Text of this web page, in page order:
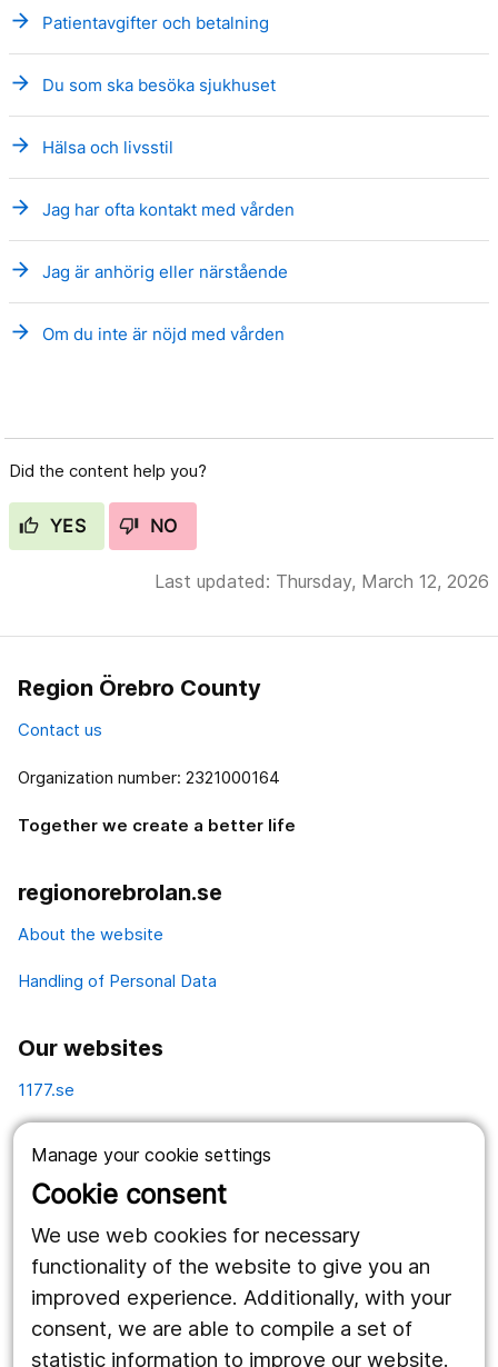
Manage your cookie settings
Cookie consent
We use web cookies for necessary
functionality of the website to give you an
improved experience. Additionally, with your
consent, we are able to compile a set of
statistic information to improve our website.
arrow_forward Patientavgifter och betalning
arrow_forward Du som ska besöka sjukhuset
arrow_forward Hälsa och livsstil
arrow_forward Jag har ofta kontakt med vården
arrow_forward Jag är anhörig eller närstående
arrow_forward Om du inte är nöjd med vården
Did the content help you?
YES NO
Last updated: Thursday, March 12, 2026
Region Örebro County
Contact us
Organization number: 2321000164
Together we create a better life
regionorebrolan.se
About the website
Handling of Personal Data
Our websites
1177.se
Vårdgivare
Utveckling
Follow us
Facebook